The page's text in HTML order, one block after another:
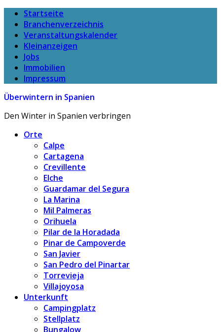
Startseite
Branchenverzeichnis
Veranstaltungskalender
Kleinanzeigen
Jobs
Immobilien
Impressum
Überwintern in Spanien
Den Winter in Spanien verbringen
Orte
Calpe
Cartagena
Crevillente
Elche
Guardamar del Segura
La Marina
Mil Palmeras
Orihuela
Pilar de la Horadada
Pinar de Campoverde
San Javier
San Pedro del Pinartar
Torrevieja
Villajoyosa
Unterkunft
Campingplatz
Stellplatz
Bungalow